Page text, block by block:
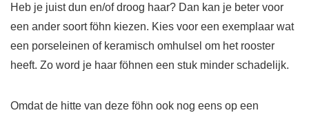
Heb je juist dun en/of droog haar? Dan kan je beter voor
een ander soort föhn kiezen. Kies voor een exemplaar wat
een porseleinen of keramisch omhulsel om het rooster
heeft. Zo word je haar föhnen een stuk minder schadelijk.
Omdat de hitte van deze föhn ook nog eens op een